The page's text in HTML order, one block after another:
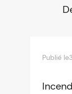
Publié le